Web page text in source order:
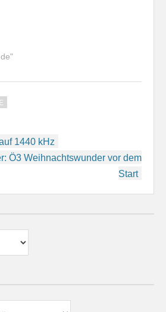
1440 kHz
Ö3 Weihnachtswunder vor dem
Start